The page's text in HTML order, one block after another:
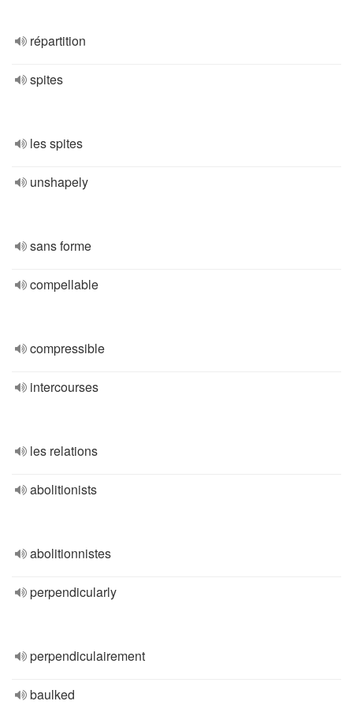
répartition
spites
les spites
unshapely
sans forme
compellable
compressible
intercourses
les relations
abolitionists
abolitionnistes
perpendicularly
perpendiculairement
baulked